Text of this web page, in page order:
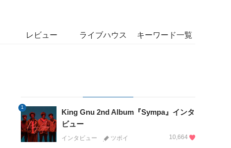
レビュー ライブハウス キーワード一覧
1
King Gnu 2nd Album『Sympa』インタ
ビュー
インタビュー ツボイ 10,664